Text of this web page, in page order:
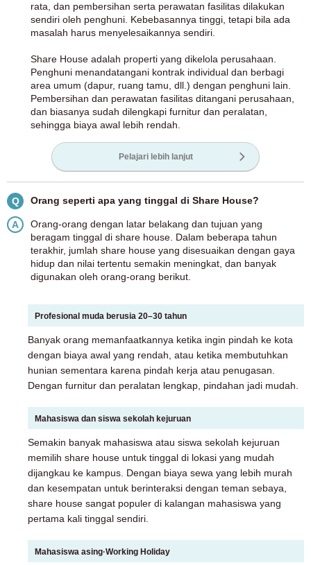
rata, dan pembersihan serta perawatan fasilitas dilakukan
sendiri oleh penghuni. Kebebasannya tinggi, tetapi bila ada
masalah harus menyelesaikannya sendiri.
Share House adalah properti yang dikelola perusahaan.
Penghuni menandatangani kontrak individual dan berbagi
area umum (dapur, ruang tamu, dll.) dengan penghuni lain.
Pembersihan dan perawatan fasilitas ditangani perusahaan,
dan biasanya sudah dilengkapi furnitur dan peralatan,
sehingga biaya awal lebih rendah.
Pelajari lebih lanjut
Q Orang seperti apa yang tinggal di Share House?
A
Orang-orang dengan latar belakang dan tujuan yang
beragam tinggal di share house. Dalam beberapa tahun
terakhir, jumlah share house yang disesuaikan dengan gaya
hidup dan nilai tertentu semakin meningkat, dan banyak
digunakan oleh orang-orang berikut.
Profesional muda berusia 20–30 tahun
Banyak orang memanfaatkannya ketika ingin pindah ke kota
dengan biaya awal yang rendah, atau ketika membutuhkan
hunian sementara karena pindah kerja atau penugasan.
Dengan furnitur dan peralatan lengkap, pindahan jadi mudah.
Mahasiswa dan siswa sekolah kejuruan
Semakin banyak mahasiswa atau siswa sekolah kejuruan
memilih share house untuk tinggal di lokasi yang mudah
dijangkau ke kampus. Dengan biaya sewa yang lebih murah
dan kesempatan untuk berinteraksi dengan teman sebaya,
share house sangat populer di kalangan mahasiswa yang
pertama kali tinggal sendiri.
Mahasiswa asing·Working Holiday